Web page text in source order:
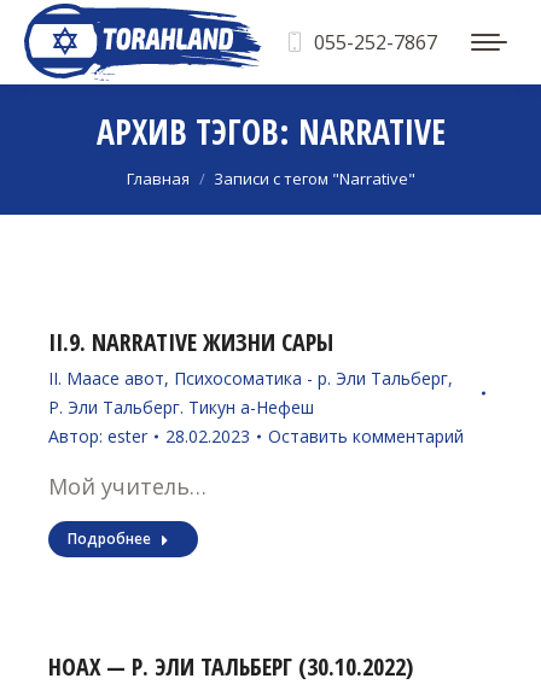
055-252-7867
АРХИВ ТЭГОВ: NARRATIVE
Вы здесь:
Главная Записи с тегом "Narrative"
II.9. NARRATIVE ЖИЗНИ САРЫ
II. Маасе авот, Психосоматика - р. Эли Тальберг,
Р. Эли Тальберг. Тикун а-Нефеш
Автор: ester 28.02.2023 Оставить комментарий
Мой учитель…
Подробнее
НОАХ — Р. ЭЛИ ТАЛЬБЕРГ (30.10.2022)